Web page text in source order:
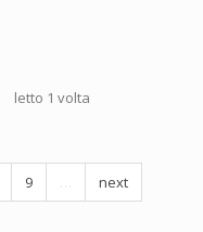
letto 1 volta
9
next